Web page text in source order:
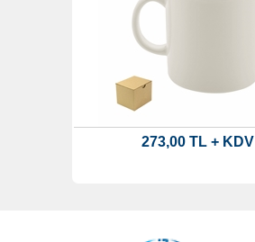
273,00 TL + KDV